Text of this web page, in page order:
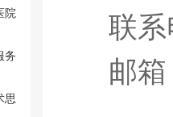
院
务
思
联系
邮箱